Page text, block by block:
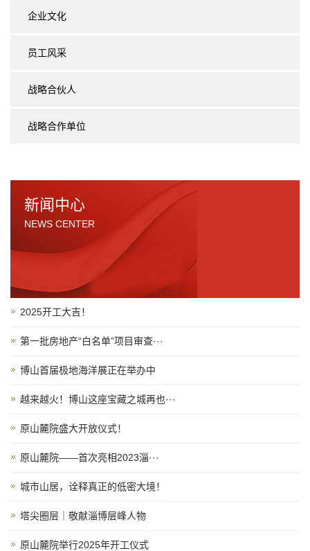
企业文化
员工风采
战略合伙人
战略合作单位
新闻中心
NEWS CENTER
2025开工大吉！
第一批房地产“白名单”项目审查···
博山首届极地海洋展正在举办中
越来越火！博山这座宝藏之城再也···
原山麓院盛大开放仪式！
原山麓院——首次亮相2023淄···
城市山居，诠释真正的低密大境！
塔尖圈层｜敬献淄博层峰人物
原山麓院举行2025年开工仪式